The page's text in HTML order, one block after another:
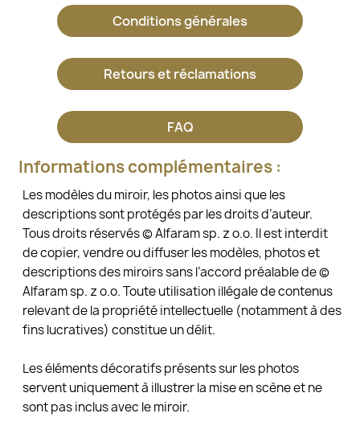
Conditions générales
Retours et réclamations
FAQ
Informations complémentaires :
Les modèles du miroir, les photos ainsi que les
descriptions sont protégés par les droits d’auteur.
Tous droits réservés © Alfaram sp. z o.o. Il est interdit
de copier, vendre ou diffuser les modèles, photos et
descriptions des miroirs sans l’accord préalable de ©
Alfaram sp. z o.o. Toute utilisation illégale de contenus
relevant de la propriété intellectuelle (notamment à des
fins lucratives) constitue un délit.
Les éléments décoratifs présents sur les photos
servent uniquement à illustrer la mise en scène et ne
sont pas inclus avec le miroir.